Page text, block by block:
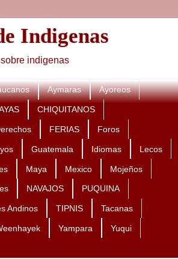
Indigenas
indigenas
Aymaras Ayoreos
CHIQUITANOS
FERIAS Foros
Guatemala Idiomas Lecos
Maya Mexico Mojeños
NAVAJOS PUQUINA
Andinos TIPNIS Tacanas
Yampara Yuqui